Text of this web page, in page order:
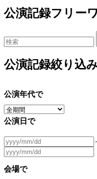
公演記録フリー
公演記録絞り込
公演年代で
公演日で
会場で